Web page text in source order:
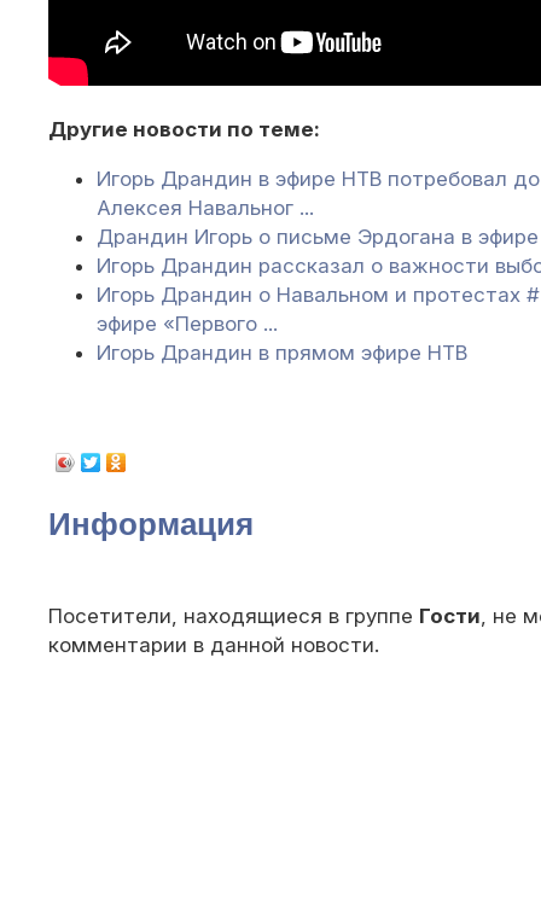
Другие новости по теме:
Игорь Драндин в эфире НТВ потребовал
Алексея Навальног ...
Драндин Игорь о письме Эрдогана в
Игорь Драндин рассказал о важности
Игорь Драндин о Навальном и протестах
эфире «Первого ...
Игорь Драндин в прямом эфире НТВ
Информация
Посетители, находящиеся в группе Гости, не
комментарии в данной новости.